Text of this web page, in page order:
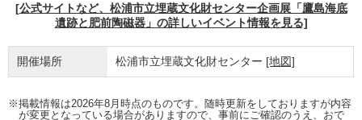
[公式サイトなど、松浦市立埋蔵文化財センター企画展「鷹島海底
遺跡と肥前陶磁器」の詳しいイベント情報を見る]
開催場所 松浦市立埋蔵文化財センター [地図]
※掲載情報は2026年8月時点のものです。随時更新をしておりますが内容
が変更となっている場合がありますので、事前にご確認のうえ、おで